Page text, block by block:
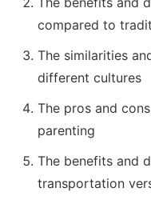
compared to
The similarities
different cultures
The pros and
parenting
The benefits and
transportation